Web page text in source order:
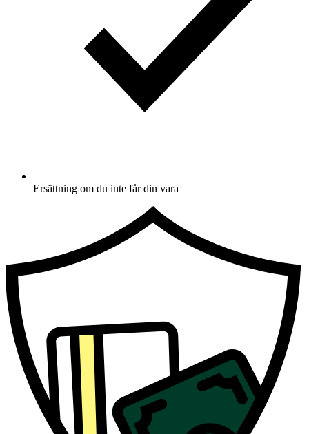
Ersättning om du inte får din vara